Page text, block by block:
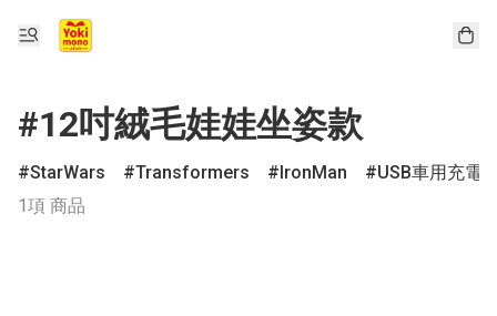
#12吋絨毛娃娃坐姿款
StarWars Transformers IronMan
USB車用充電
1項 商品